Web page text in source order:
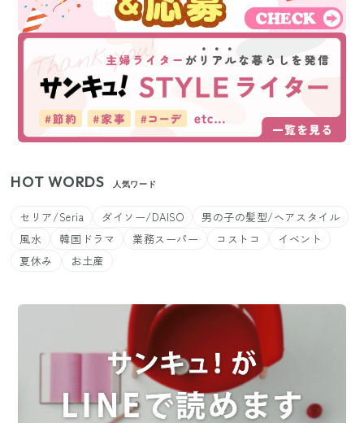
HOT WORDS 人気ワード
セリア/Seria ダイソー/DAISO
男の子の髪型/ヘアスタイル
風水
韓国ドラマ 業務スーパー コストコ
イベント
夏休み
お土産